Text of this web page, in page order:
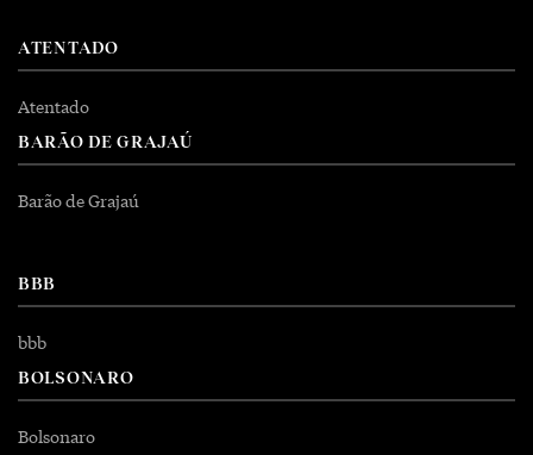
ATENTADO
Atentado
BARÃO DE GRAJAÚ
Barão de Grajaú
BBB
bbb
BOLSONARO
Bolsonaro